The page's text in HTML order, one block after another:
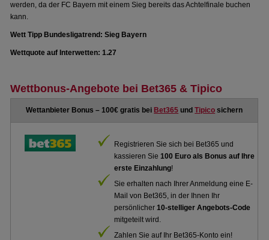
werden, da der FC Bayern mit einem Sieg bereits das Achtelfinale buchen
kann.
Wett Tipp Bundesligatrend: Sieg Bayern
Wettquote auf Interwetten: 1.27
Wettbonus-Angebote bei Bet365 & Tipico
Wettanbieter Bonus – 100€ gratis bei Bet365 undTipico sichern
Registrieren Sie sich bei Bet365 und
kassieren Sie100 Euro als Bonus auf Ihre
erste Einzahlung!
Sie erhalten nach Ihrer Anmeldung eine E-
Mail von Bet365, in der Ihnen Ihr
persönlicher10-stelliger Angebots-Code
mitgeteilt wird.
Zahlen Sie auf Ihr Bet365-Konto ein!